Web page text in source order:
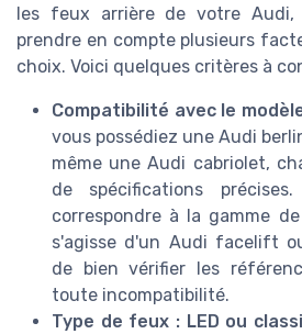
les feux arrière de votre
prendre en compte plusieurs
choix. Voici quelques critères à
Compatibilité avec le
vous possédiez une Audi
même une Audi cabriolet,
de spécifications
correspondre à la gamme
s'agisse d'un Audi facelift
de bien vérifier les
toute incompatibilité.
Type de feux : LED ou